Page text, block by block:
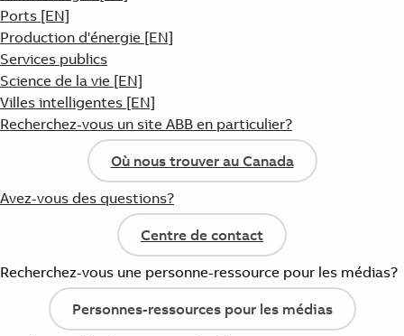
Ports [EN]
Production d'énergie [EN]
Services publics
Science de la vie [EN]
Villes intelligentes [EN]
Recherchez-vous un site ABB en particulier?
Où nous trouver au Canada
Avez-vous des questions?
Centre de contact
Recherchez-vous une personne-ressource pour les médias?
Personnes-ressources pour les médias